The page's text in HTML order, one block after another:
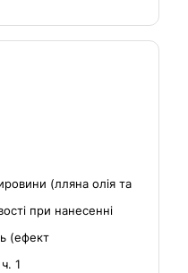
(лляна олія та
при нанесенні
(ефект
1